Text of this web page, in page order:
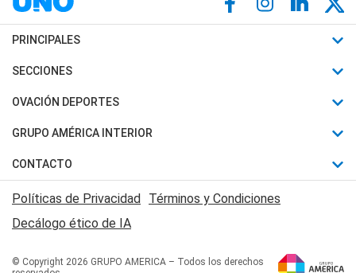
PRINCIPALES
Últimas Noticias
Política
Judiciales
Economia
SECCIONES
Horóscopo
Motores
Trucos caseros
Series y Películas
Edictos y Solicitadas
OVACIÓN DEPORTES
Fútbol
Mundial
Automovilismo
Rugby
Básquet
GRUPO AMÉRICA INTERIOR
Canal 7 en Vivo
San Juan 8
CONTACTO
Acerca de Nosotros
Contactanos
Políticas de Privacidad Términos y Condiciones
Decálogo ético de IA
© Copyright 2026 GRUPO AMERICA – Todos los derechos